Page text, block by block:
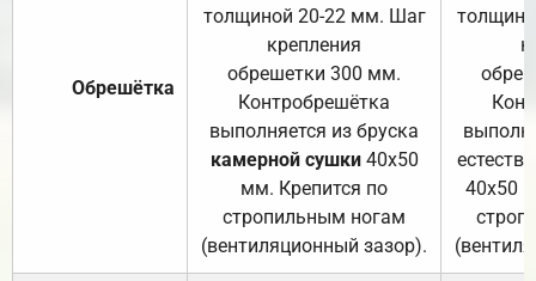
Обрешётка
толщиной 20-22 мм. Шаг
крепления
обрешетки 300 мм.
Контробрешётка
выполняется из бруска
камерной сушки40х50
мм. Крепится по
стропильным ногам
(вентиляционный зазор).
40х50